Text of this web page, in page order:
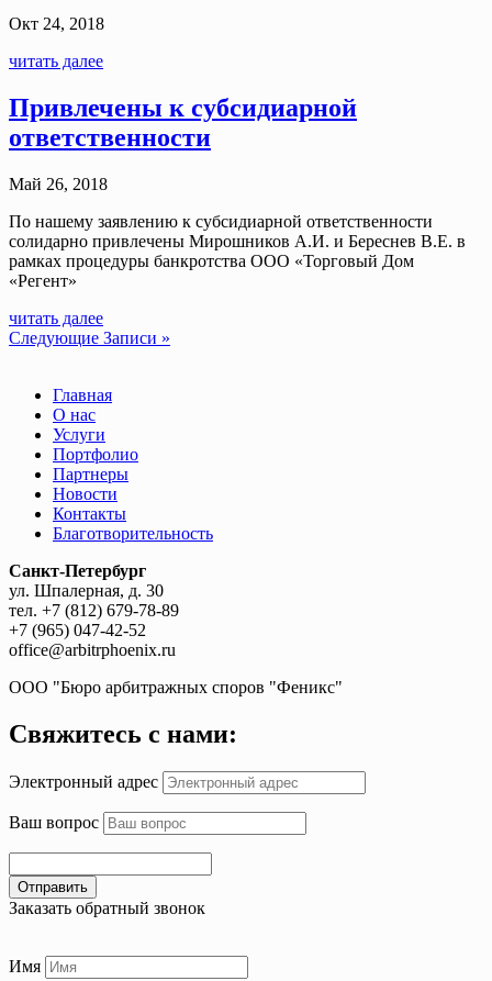
Окт 24, 2018
читать далее
Привлечены к субсидиарной
ответственности
Май 26, 2018
По нашему заявлению к субсидиарной ответственности
солидарно привлечены Мирошников А.И. и Береснев В.Е. в
рамках процедуры банкротства ООО «Торговый Дом
«Регент»
читать далее
Следующие Записи »
Главная
О нас
Услуги
Портфолио
Партнеры
Новости
Контакты
Благотворительность
Санкт-Петербург
ул. Шпалерная, д. 30
тел. +7 (812) 679-78-89
+7 (965) 047-42-52
office@arbitrphoenix.ru
ООО "Бюро арбитражных споров "Феникс"
Свяжитесь с нами:
Электронный адрес
Ваш вопрос
Отправить
Заказать обратный звонок
Имя